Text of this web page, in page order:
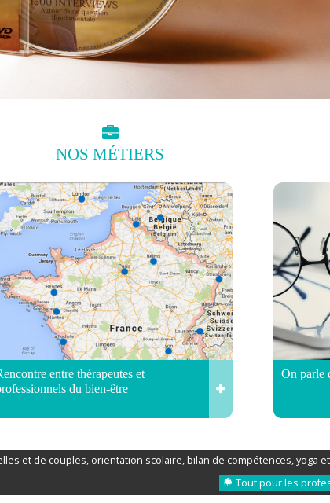
NOS MÉTIERS
entre thérapeutes et
du bien-être
On parle
et de couples, orientation scolaire, bilan de compétences, yoga
Tout pour les